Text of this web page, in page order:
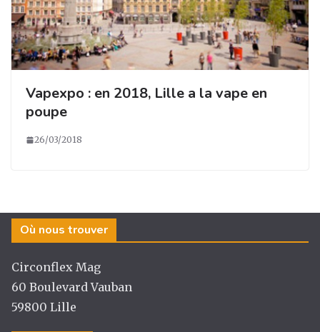
Vapexpo : en 2018, Lille a la vape en
poupe
26/03/2018
Où nous trouver
Circonflex Mag
60 Boulevard Vauban
59800 Lille